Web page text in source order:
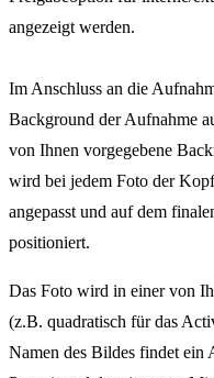
angezeigt werden.
Im Anschluss an die
Background der Aufnahme
von Ihnen vorgegebene
wird bei jedem Foto der
angepasst und auf dem
positioniert.
Das Foto wird in einer von
(z.B. quadratisch für das
Namen des Bildes findet ein